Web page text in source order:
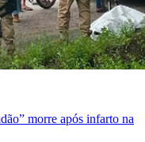
morre após infarto na